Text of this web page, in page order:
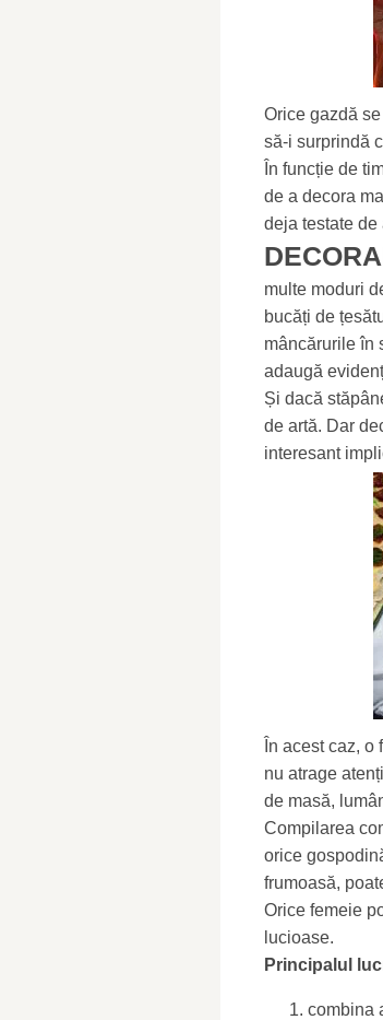
Orice gazdă
să-i surprindă
În funcție de
de a decora
deja testate
multe moduri
bucăți de
mâncărurile în
adaugă
Și dacă
de artă. Dar
interesant
În acest caz,
nu atrage
de masă,
Compilarea
orice
frumoasă,
Orice femeie
lucioase.
Principalul
combina